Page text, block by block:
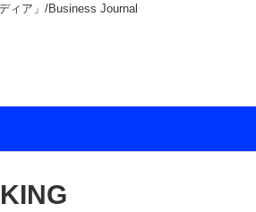
ィア」/Business Journal